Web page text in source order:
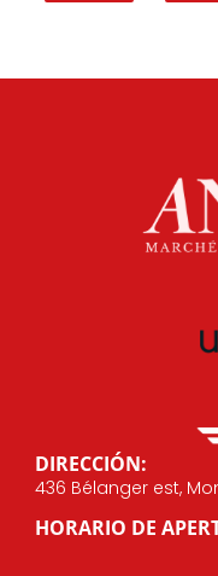
DIRECCIÓN:
436 Bélanger est,
HORARIO DE